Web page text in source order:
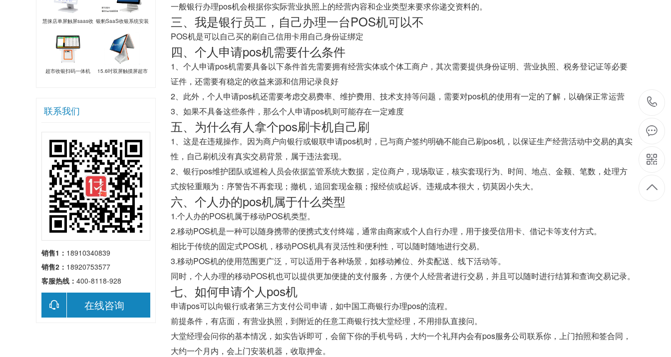
慧徕店单屏触屏saas收 银豹SaaS收银系统安装
超市收银扫码一体机
15.6吋双屏触摸屏超市
联系我们
销售1： 18910340839
销售2： 18920753577
客服热线： 400-8118-928
在线咨询
一般银行办理pos机会根据你实际营业执照上的经营内容和企业类型来要求你递交资料的。
三、我是银行员工，自己办理一台POS机可以不
POS机是可以自己买的刷自己信用卡用自己身份证绑定
四、个人申请pos机需要什么条件
1、个人申请pos机需要具备以下条件首先需要拥有经营实体或个体工商户，其次需要提供身份证明、营业执照、税务登记证等必要
证件，还需要有稳定的收益来源和信用记录良好
2、此外，个人申请pos机还需要考虑交易费率、维护费用、技术支持等问题，需要对pos机的使用有一定的了解，以确保正常运营
3、如果不具备这些条件，那么个人申请pos机则可能存在一定难度
五、为什么有人拿个pos刷卡机自己刷
1、这是在违规操作。因为商户向银行或银联申请pos机时，已与商户签约明确不能自己刷pos机，以保证生产经营活动中交易的真实
性，自己刷机没有真实交易背景，属于违法套现。
2、银行pos维护团队或巡检人员会依据监管系统大数据，定位商户，现场取证，核实套现行为、时间、地点、金额、笔数，处理方
式按轻重顺为：序警告不再套现；撤机，追回套现金额；报经侦或起诉。违规成本很大，切莫因小失大。
六、个人办的pos机属于什么类型
1.个人办的POS机属于移动POS机类型。
2.移动POS机是一种可以随身携带的便携式支付终端，通常由商家或个人自行办理，用于接受信用卡、借记卡等支付方式。
相比于传统的固定式POS机，移动POS机具有灵活性和便利性，可以随时随地进行交易。
3.移动POS机的使用范围更广泛，可以适用于各种场景，如移动摊位、外卖配送、线下活动等。
同时，个人办理的移动POS机也可以提供更加便捷的支付服务，方便个人经营者进行交易，并且可以随时进行结算和查询交易记录。
七、如何申请个人pos机
申请pos可以向银行或者第三方支付公司申请，如中国工商银行办理pos的流程。
前提条件，有店面，有营业执照，到附近的任意工商银行找大堂经理，不用排队直接问。
大堂经理会问你的基本情况，如实告诉即可，会留下你的手机号码，大约一个礼拜内会有pos服务公司联系你，上门拍照和签合同，
大约一个月内，会上门安装机器，收取押金。